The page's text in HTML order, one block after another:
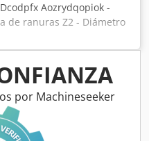
Aozrydqopiok -
de ranuras Z2 - Diámetro
Orificio: 50 mm -
por Machineseeker